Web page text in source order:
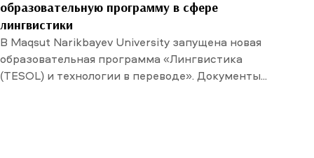
образовательную программу в сфере
лингвистики
В Maqsut Narikbayev University запущена новая
образовательная программа «Лингвистика
(TESOL) и технологии в переводе». Документы...